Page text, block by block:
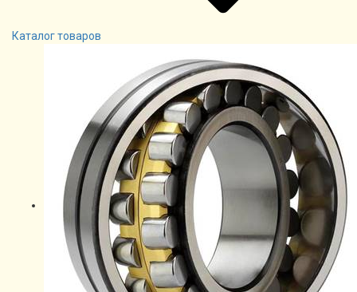
Каталог товаров